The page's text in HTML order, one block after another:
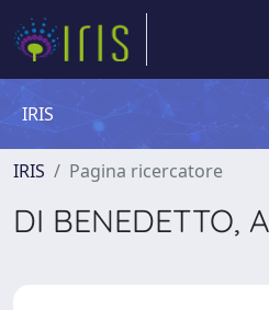
IRIS
IRIS Pagina ricercatore
DI BENEDETTO,